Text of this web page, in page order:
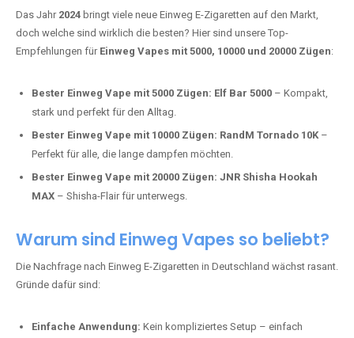
Das Jahr 2024 bringt viele neue Einweg E-Zigaretten auf den Markt,
doch welche sind wirklich die besten? Hier sind unsere Top-
Empfehlungen für Einweg Vapes mit 5000, 10000 und 20000 Zügen:
Bester Einweg Vape mit 5000 Zügen: Elf Bar 5000 – Kompakt,
stark und perfekt für den Alltag.
Bester Einweg Vape mit 10000 Zügen: RandM Tornado 10K –
Perfekt für alle, die lange dampfen möchten.
Bester Einweg Vape mit 20000 Zügen: JNR Shisha Hookah
MAX – Shisha-Flair für unterwegs.
Warum sind Einweg Vapes so beliebt?
Die Nachfrage nach Einweg E-Zigaretten in Deutschland wächst rasant.
Gründe dafür sind:
Einfache Anwendung: Kein kompliziertes Setup – einfach